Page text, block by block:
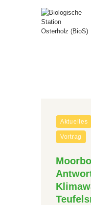
Aktuelles
Vortrag